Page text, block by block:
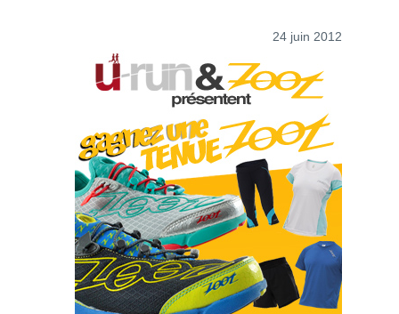
24 juin 2012